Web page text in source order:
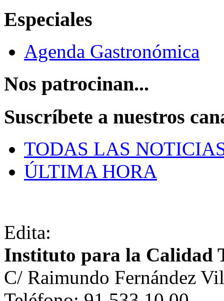
Especiales
Agenda Gastronómica
Nos patrocinan...
Suscríbete a nuestros
TODAS LAS
ÚLTIMA HORA
Edita:
Instituto para la Calidad
C/ Raimundo Fernández